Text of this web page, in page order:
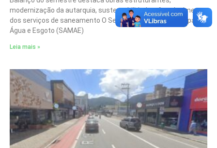
modernização da autarquia, sustentabilidade e fortalecimento
dos serviços de saneamento O Serviço Autônomo Municipal de
Água e Esgoto (SAMAE)
Leia mais »